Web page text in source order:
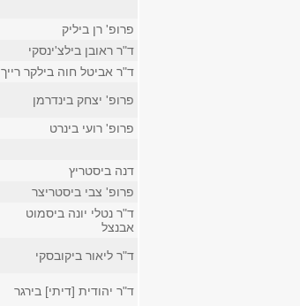
פרופ' רן ביליק
ד"ר ראובן בילצ'ינסקי
ד"ר אביטל חוה בילקר רייך
פרופ' יצחק בינדרמן
פרופ' רועי בינרט
דנה ביסטריץ
פרופ' צבי ביסטריצר
ד"ר נטלי יונה ביסמוט
אבנצל
ד"ר ליאור ביקובסקי
ד"ר יהודית [דיתי] בירגר